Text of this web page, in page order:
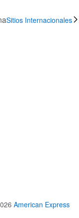
Sitios Internacionales
American Express